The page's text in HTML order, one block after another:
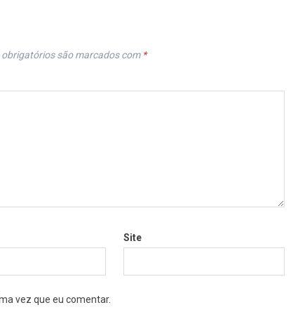
obrigatórios são marcados com *
Site
vez que eu comentar.